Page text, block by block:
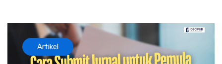
Artikel